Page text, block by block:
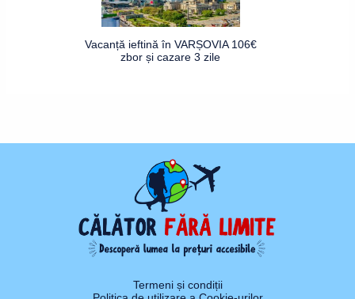
Vacanță ieftină în VARȘOVIA 106€
zbor și cazare 3 zile
Termeni și condiții